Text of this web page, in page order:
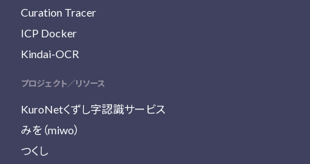
Curation Tracer
ICP Docker
Kindai-OCR
プロジェクト／リソース
KuroNetくずし字認識サービス
みを（miwo）
つくし